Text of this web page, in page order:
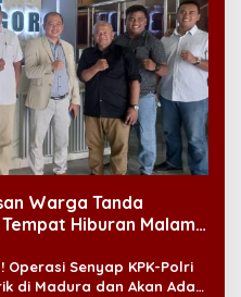
Warga Tanda
Hiburan Malam
Operasi Senyap KPK-Polri
di Madura dan Akan Ada